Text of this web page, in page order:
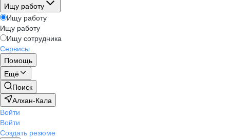
Ищу работу
Ищу работу
Ищу работу
Ищу сотрудника
Сервисы
Помощь
Ещё
Поиск
Алхан-Кала
Войти
Войти
Создать резюме